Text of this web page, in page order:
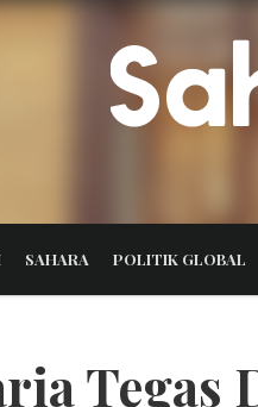
SAHARA POLITIK GLOBAL